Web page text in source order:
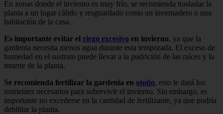
En zonas donde el invierno es muy frío, se recomienda trasladar la
planta a un lugar cálido y resguardado como un invernadero o una
habitación de la casa.
Es importante evitar el riego excesivo en invierno, ya que la
gardenia necesita menos agua durante esta temporada. El exceso de
humedad en el sustrato puede llevar a la pudrición de las raíces y la
muerte de la planta.
Se recomienda fertilizar la gardenia en otoño, esto le dará los
nutrientes necesarios para sobrevivir el invierno. Sin embargo, es
importante no excederse en la cantidad de fertilizante, ya que podría
debilitar la planta.